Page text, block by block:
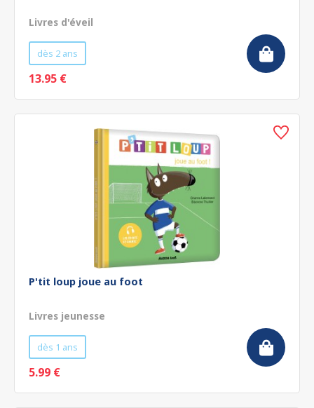
Livres d'éveil
dès 2 ans
13.95 €
P'tit loup joue au foot
Livres jeunesse
dès 1 ans
5.99 €